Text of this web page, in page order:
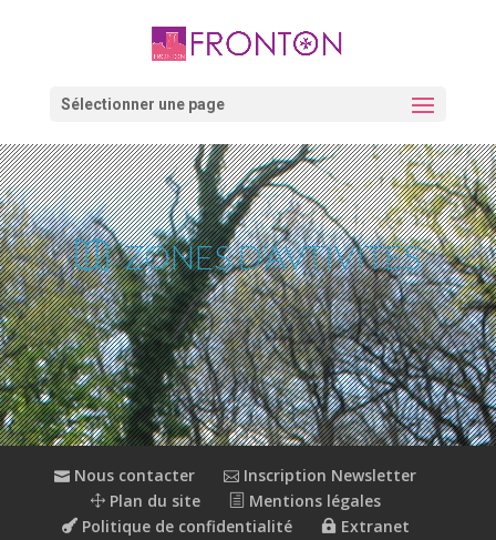
Sélectionner une page
ZONES D’AVTIVITÉS
Nous contacter
Inscription Newsletter
Plan du site
Mentions légales
Politique de confidentialité
Extranet